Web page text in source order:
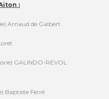
:
Arnaud de Galbert
GALINDO-REVOL
Baptiste Ferré